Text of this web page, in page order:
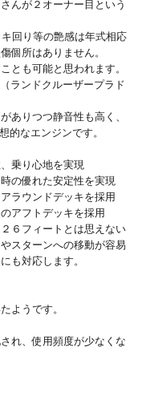
んが２オーナー目という
回り等の艶感は年式相応
個所はありません。
とも可能と思われます。
ランドクルーザープラド
ありつつ静音性も高く、
的なエンジンです。
乗り心地を実現
の優れた安定性を実現
ラウンドデッキを採用
アフトデッキを採用
６フィートとは思えない
スターンへの移動が容易
も対応します。
うです。
、使用頻度が少なくな